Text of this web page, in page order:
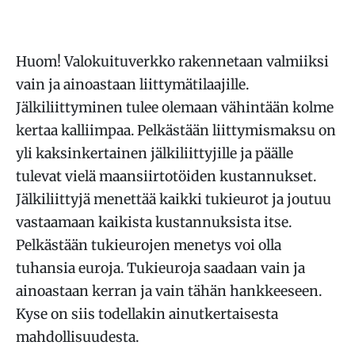
Huom! Valokuituverkko rakennetaan valmiiksi
vain ja ainoastaan liittymätilaajille.
Jälkiliittyminen tulee olemaan vähintään kolme
kertaa kalliimpaa. Pelkästään liittymismaksu on
yli kaksinkertainen jälkiliittyjille ja päälle
tulevat vielä maansiirtotöiden kustannukset.
Jälkiliittyjä menettää kaikki tukieurot ja joutuu
vastaamaan kaikista kustannuksista itse.
Pelkästään tukieurojen menetys voi olla
tuhansia euroja. Tukieuroja saadaan vain ja
ainoastaan kerran ja vain tähän hankkeeseen.
Kyse on siis todellakin ainutkertaisesta
mahdollisuudesta.